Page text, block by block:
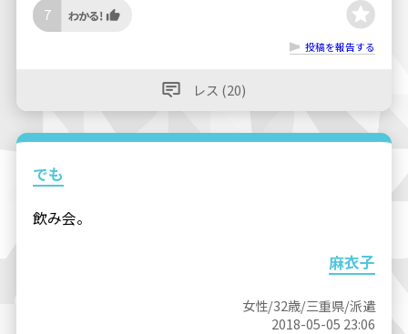
7
投稿を報告する
レス (20)
でも
飲み会。
麻衣子
女性/32歳/三重県/派遣
2018-05-05 23:06